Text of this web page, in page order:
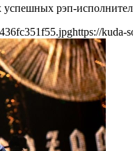
рэп-
https://kuda-